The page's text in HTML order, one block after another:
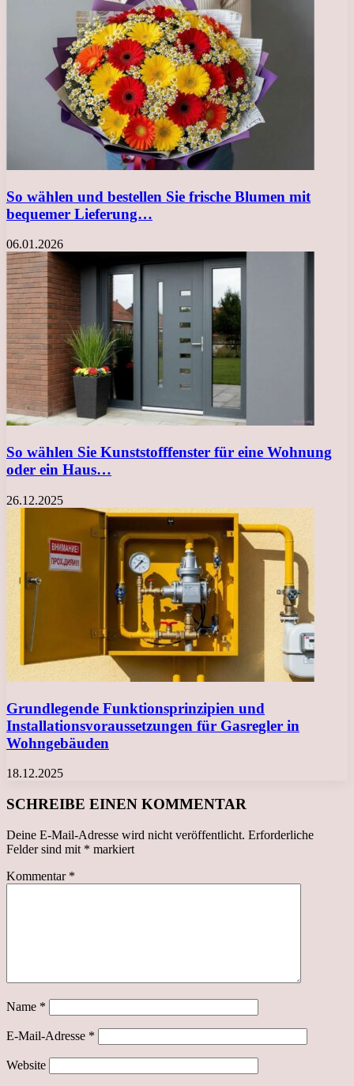
So wählen und bestellen Sie frische Blumen mit
bequemer Lieferung…
06.01.2026
So wählen Sie Kunststofffenster für eine Wohnung
oder ein Haus…
26.12.2025
Grundlegende Funktionsprinzipien und
Installationsvoraussetzungen für Gasregler in
Wohngebäuden
18.12.2025
SCHREIBE EINEN KOMMENTAR
Deine E-Mail-Adresse wird nicht veröffentlicht. Erforderliche
Felder sind mit * markiert
Kommentar *
Name *
E-Mail-Adresse *
Website